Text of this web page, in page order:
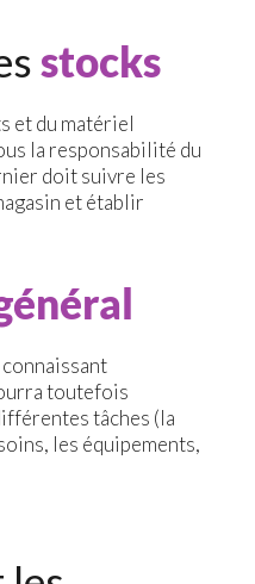
stocks
et du matériel
la responsabilité du
doit suivre les
et établir
connaissant
toutefois
tâches (la
les équipements,